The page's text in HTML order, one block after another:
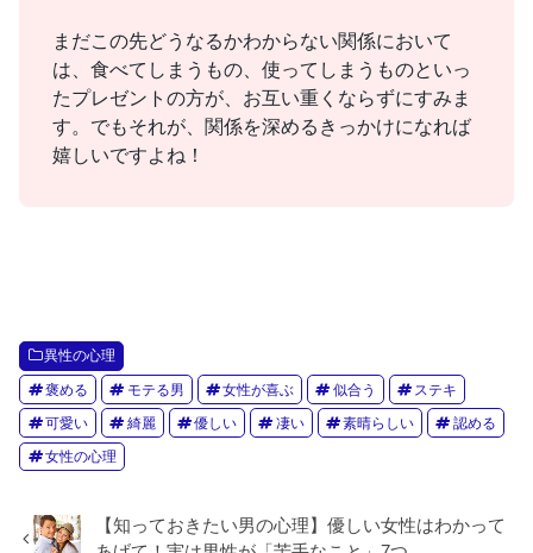
まだこの先どうなるかわからない関係において
は、食べてしまうもの、使ってしまうものといっ
たプレゼントの方が、お互い重くならずにすみま
す。でもそれが、関係を深めるきっかけになれば
嬉しいですよね！
異性の心理
褒める モテる男 女性が喜ぶ 似合う ステキ
可愛い 綺麗 優しい 凄い 素晴らしい 認める
女性の心理
【知っておきたい男の心理】優しい女性はわかって